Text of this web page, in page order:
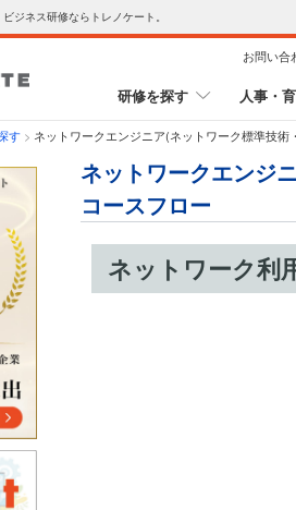
ジネス研修ならトレノケート。
お問い合
研修を探す 人事・
す > ネットワークエンジニア(ネットワーク標準技
ネットワークエンジ
コースフロー
ネットワーク利